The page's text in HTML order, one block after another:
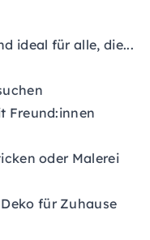
ideal für alle, die...
Freund:innen
oder Malerei
für Zuhause